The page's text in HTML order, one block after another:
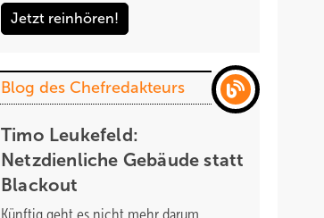
Jetzt reinhören!
Blog des Chefredakteurs
Timo Leukefeld:
Netzdienliche Gebäude statt
Blackout
Künftig geht es nicht mehr darum,